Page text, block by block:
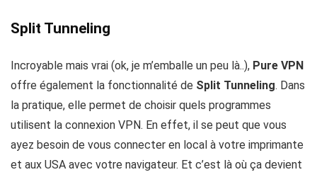
Split Tunneling
Incroyable mais vrai (ok, je m’emballe un peu là..), Pure VPN
offre également la fonctionnalité de Split Tunneling. Dans
la pratique, elle permet de choisir quels programmes
utilisent la connexion VPN. En effet, il se peut que vous
ayez besoin de vous connecter en local à votre imprimante
et aux USA avec votre navigateur. Et c’est là où ça devient